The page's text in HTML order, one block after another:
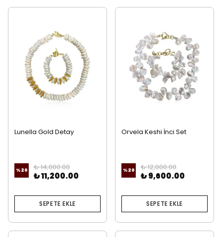
Lunella Gold Detay
%20 ₺ 14,000.00
₺ 11,200.00
SEPETE EKLE
Orvela Keshi İnci Set
%20 ₺ 12,000.00
₺ 9,600.00
SEPETE EKLE